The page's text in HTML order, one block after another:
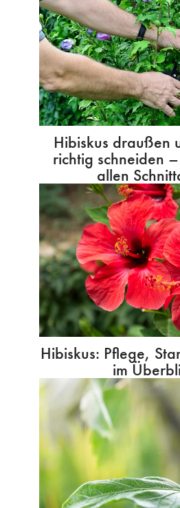
Hibiskus draußen
richtig schneiden
allen
Hibiskus: Pflege,
im